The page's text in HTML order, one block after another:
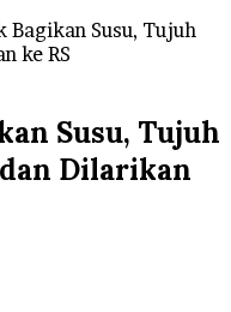
Bagikan Susu, Tujuh
ke RS
Susu, Tujuh
Dilarikan